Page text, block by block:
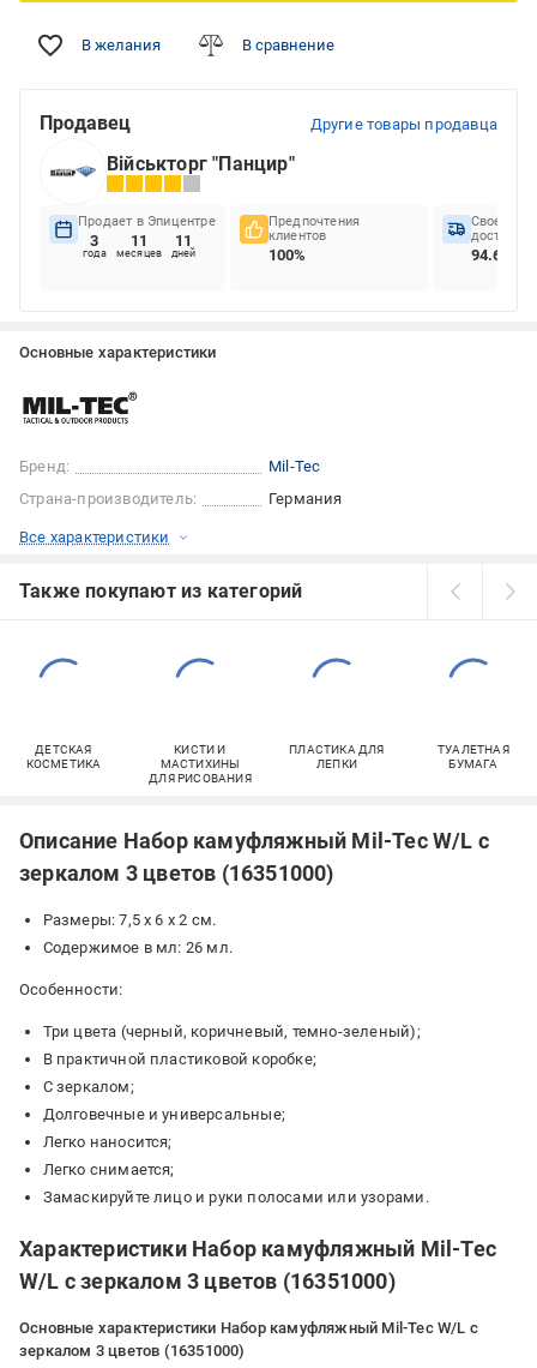
В желания В сравнение
Продавец Другие товары продавца
Військторг "Панцир"
Продает в Эпицентре
3
года
11
месяцев
11
дней
Предпочтения
клиентов
100%
доставок
94.65%
Основные характеристики
Бренд:
Mil-Tec
Страна-производитель:
Германия
Все характеристики
Также покупают из категорий
ДЕТСКАЯ
КОСМЕТИКА
КИСТИ И
МАСТИХИНЫ
ДЛЯ РИСОВАНИЯ
ПЛАСТИКА ДЛЯ
ЛЕПКИ
ТУАЛЕТНАЯ
БУМАГА
Описание Набор камуфляжный Mil-Tec W/L с
зеркалом 3 цветов (16351000)
Размеры: 7,5 х 6 х 2 см.
Содержимое в мл: 26 мл.
Особенности:
Три цвета (черный, коричневый, темно-зеленый);
В практичной пластиковой коробке;
С зеркалом;
Долговечные и универсальные;
Легко наносится;
Легко снимается;
Замаскируйте лицо и руки полосами или узорами.
Характеристики Набор камуфляжный Mil-Tec
W/L с зеркалом 3 цветов (16351000)
Основные характеристики Набор камуфляжный Mil-Tec W/L с
зеркалом 3 цветов (16351000)